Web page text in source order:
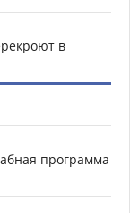
в
программа